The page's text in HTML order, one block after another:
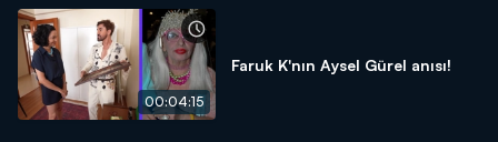
00:04:15
Faruk K'nın Aysel Gürel anısı!